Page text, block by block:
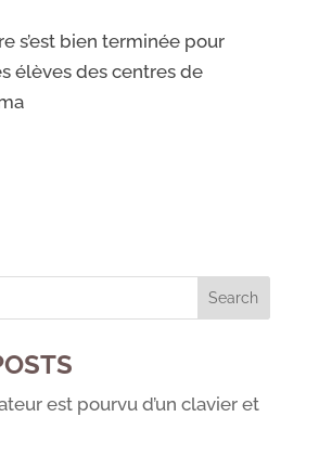
s’est bien terminée pour
élèves des centres de
est pourvu d’un clavier et